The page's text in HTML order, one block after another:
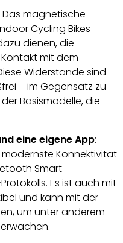
Das magnetische
Cycling Bikes
dienen, die
mit dem
Widerstände sind
– im Gegensatz zu
Basismodelle, die
eine eigene App:
Konnektivität
Smart-
Es ist auch mit
und kann mit der
um unter anderem